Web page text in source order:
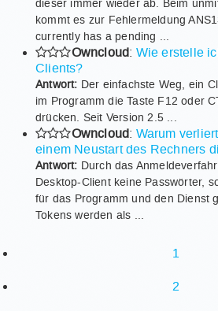
dieser immer wieder ab. Beim
kommt es zur Fehlermeldung
currently has a pending ...
Owncloud: Wie erstelle
Clients?
Antwort: Der einfachste Weg, ein
im Programm die Taste F12 oder
drücken. Seit Version 2.5 ...
Owncloud: Warum
einem Neustart des Rechners
Antwort: Durch das
Desktop-Client keine Passwörter,
für das Programm und den Dienst
Tokens werden als ...
1
2